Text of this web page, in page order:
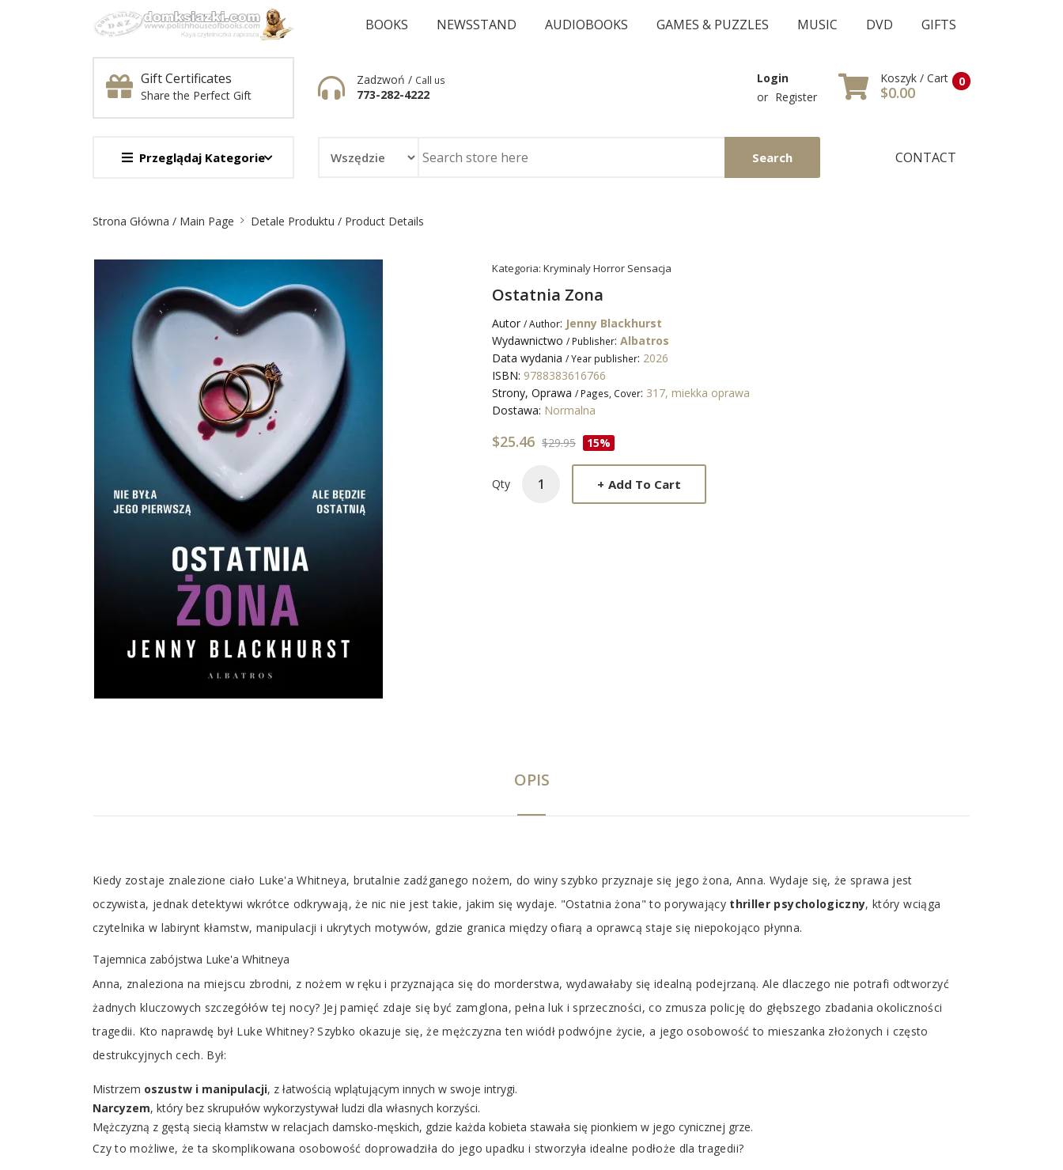
BOOKS NEWSSTAND AUDIOBOOKS GAMES & PUZZLES MUSIC DVD GIFTS
Gift Certificates
Share the Perfect Gift
Zadzwoń / Call us
773-282-4222
Login
or Register
0
Koszyk / Cart
$0.00
Przeglądaj Kategorie Search CONTACT
NawigacjaStrona Główna / Main Page Detale Produktu / Product Details
Kategoria: Kryminaly Horror Sensacja
Ostatnia Zona
Autor / Author: Jenny Blackhurst
Wydawnictwo / Publisher: Albatros
Data wydania / Year publisher: 2026
ISBN: 9788383616766
Strony, Oprawa / Pages, Cover: 317, miekka oprawa
Dostawa: Normalna
$25.46 $29.95 15%
Qty + Add To Cart
OPIS
Tab
Article
Kiedy zostaje znalezione ciało Luke'a Whitneya, brutalnie zadźganego nożem, do winy szybko przyznaje się jego żona, Anna. Wydaje się, że sprawa jest
oczywista, jednak detektywi wkrótce odkrywają, że nic nie jest takie, jakim się wydaje. "Ostatnia żona" to porywający thriller psychologiczny, który wciąga
czytelnika w labirynt kłamstw, manipulacji i ukrytych motywów, gdzie granica między ofiarą a oprawcą staje się niepokojąco płynna.
Tajemnica zabójstwa Luke'a Whitneya
Anna, znaleziona na miejscu zbrodni, z nożem w ręku i przyznająca się do morderstwa, wydawałaby się idealną podejrzaną. Ale dlaczego nie potrafi odtworzyć
żadnych kluczowych szczegółów tej nocy? Jej pamięć zdaje się być zamglona, pełna luk i sprzeczności, co zmusza policję do głębszego zbadania okoliczności
tragedii. Kto naprawdę był Luke Whitney? Szybko okazuje się, że mężczyzna ten wiódł podwójne życie, a jego osobowość to mieszanka złożonych i często
destrukcyjnych cech. Był:
Mistrzem oszustw i manipulacji, z łatwością wplątującym innych w swoje intrygi.
Narcyzem, który bez skrupułów wykorzystywał ludzi dla własnych korzyści.
Mężczyzną z gęstą siecią kłamstw w relacjach damsko-męskich, gdzie każda kobieta stawała się pionkiem w jego cynicznej grze.
Czy to możliwe, że ta skomplikowana osobowość doprowadziła do jego upadku i stworzyła idealne podłoże dla tragedii?